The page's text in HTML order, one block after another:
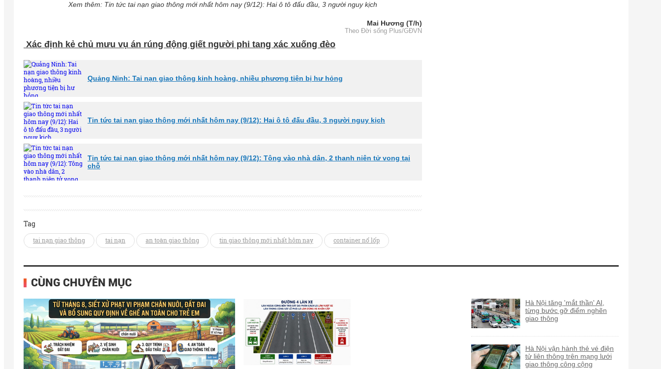
Xem thêm: Tin tức tai nạn giao thông mới nhất hôm nay (9/12): Hai ô tô đấu đầu, 3 người nguy kịch
Mai Hương (T/h)
Theo Đời sống Plus/GĐVN
Xác định kẻ chủ mưu vụ án rúng động giết người phi tang xác xuống đèo
Quảng Ninh: Tai nạn giao thông kinh hoàng, nhiều phương tiện bị hư hỏng
Tin tức tai nạn giao thông mới nhất hôm nay (9/12): Hai ô tô đấu đầu, 3 người nguy kịch
Tin tức tai nạn giao thông mới nhất hôm nay (9/12): Tông vào nhà dân, 2 thanh niên tử vong tại
chỗ
Tag
tai nạn giao thông tai nạn an toàn giao thông tin giao thông mới nhất hôm nay container nổ lốp
CÙNG CHUYÊN MỤC
Hà Nội tăng 'mắt thần' AI,
từng bước gỡ điểm nghẽn
giao thông
Hà Nội vận hành thẻ vé điện
tử liên thông trên mạng lưới
giao thông công cộng